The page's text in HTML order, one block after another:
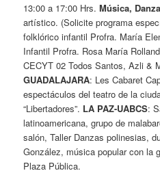
13:00 a 17:00 Hrs.Música,
artístico. (Solicite programa
folklórico infantil Profra. María
Infantil Profra. Rosa María
CECYT 02 Todos Santos, Azli &
GUADALAJARA: Les Cabaret
espectáculos del teatro de la
“Libertadores”. LA PAZ-UABCS:
latinoamericana, grupo de
salón, Taller Danzas polinesias,
González, música popular con la
Plaza Pública.